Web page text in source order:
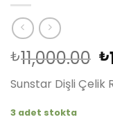
₺11,000.00 ₺
Sunstar Dişli Çelik
3 adet stokta